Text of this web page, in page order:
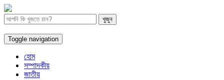
Toggle navigation
হোম
সম্পাদকীয়
জাতীয়